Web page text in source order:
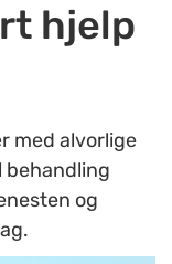
hjelp
med alvorlige
behandling
og